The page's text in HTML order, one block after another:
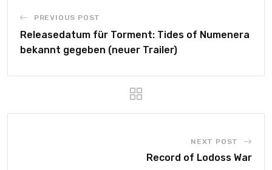
PREVIOUS POST
Releasedatum für Torment: Tides of Numenera
bekannt gegeben (neuer Trailer)
NEXT POST
Record of Lodoss War